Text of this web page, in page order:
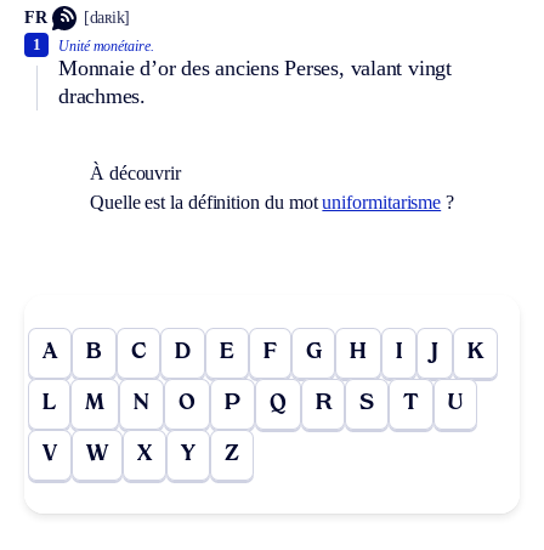
FR [daʀik]
Unité monétaire.
Monnaie d’or des anciens Perses, valant vingt
drachmes.
1
À découvrir
Quelle est la définition du motuniformitarisme ?
A B C D E F G H I J K
L M N O P Q R S T U
V W X Y Z